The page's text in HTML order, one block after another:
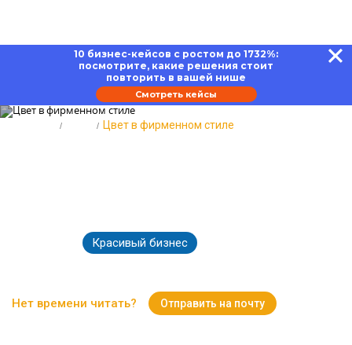
10 бизнес-кейсов с ростом до 1732%:
посмотрите, какие решения стоит
повторить в вашей нише
Смотреть кейсы
Цвет в фирменном стиле
Красивый бизнес
Нет времени читать? Отправить на почту